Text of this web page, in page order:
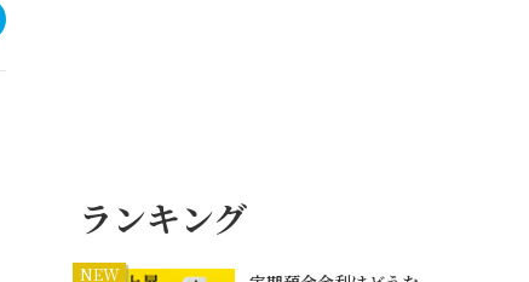
ランキング
NEW